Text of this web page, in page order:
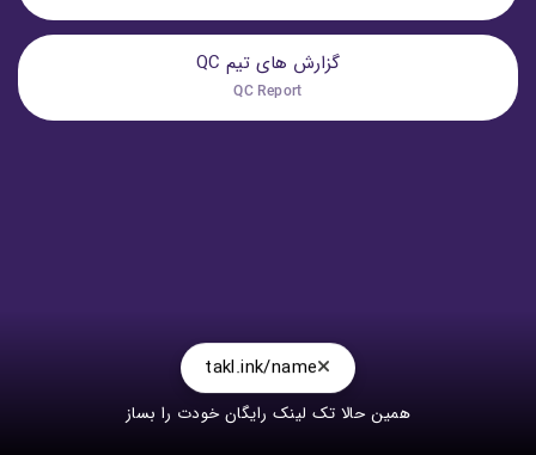
گزارش های تیم QC
QC Report
takl.ink/name
همین حالا تک لینک رایگان خودت را بساز